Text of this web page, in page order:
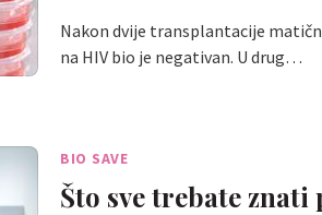
Nakon dvije transplantacije
na HIV bio je negativan. U drug…
BIO SAVE
Što sve trebate